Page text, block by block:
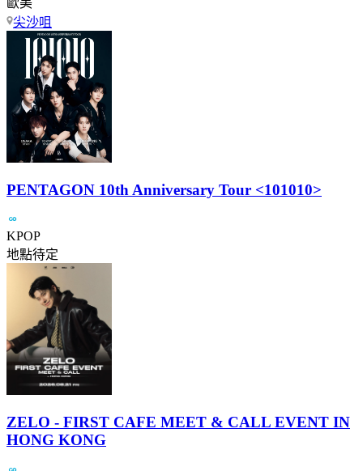
歐美
尖沙咀
PENTAGON 10th Anniversary Tour <101010>
KPOP
地點待定
ZELO - FIRST CAFE MEET & CALL EVENT IN
HONG KONG